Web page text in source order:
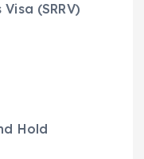
(SRRV)
Hold